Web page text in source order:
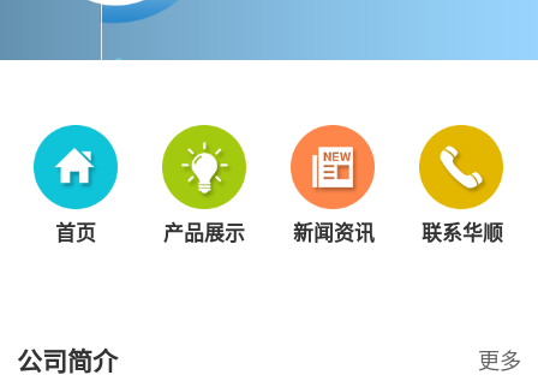
首页 产品展示 新闻资讯 联系华顺
公司简介 更多